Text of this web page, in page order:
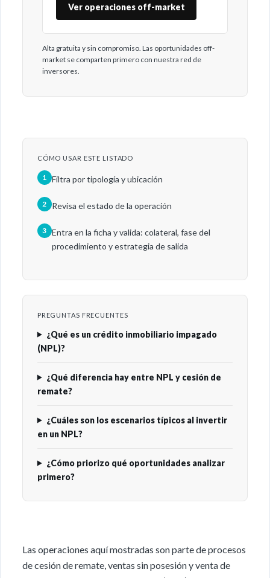
Ver operaciones off-market
Alta gratuita y sin compromiso. Las oportunidades off-
market se comparten primero con nuestra red de
inversores.
CÓMO USAR ESTE LISTADO
1 Filtra por tipología y ubicación
2 Revisa el estado de la operación
3 Entra en la ficha y valida: colateral, fase del
procedimiento y estrategia de salida
PREGUNTAS FRECUENTES
¿Qué es un crédito inmobiliario impagado
(NPL)?
¿Qué diferencia hay entre NPL y cesión de
remate?
¿Cuáles son los escenarios típicos al invertir
en un NPL?
¿Cómo priorizo qué oportunidades analizar
primero?
Las operaciones aquí mostradas son parte de procesos
de cesión de remate, ventas sin posesión y venta de